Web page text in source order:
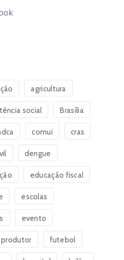
agricultura
social Brasília
comui cras
dengue
educação fiscal
escolas
evento
futebol